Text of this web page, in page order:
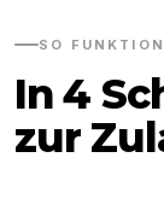
SO
In 4
zur